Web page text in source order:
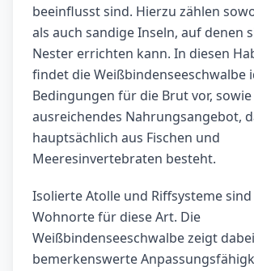
beeinflusst sind. Hierzu zählen
als auch sandige Inseln, auf denen
Nester errichten kann. In diesen
findet die Weißbindenseeschwalbe
Bedingungen für die Brut vor, sowie
ausreichendes Nahrungsangebot,
hauptsächlich aus Fischen und
Meeresinvertebraten besteht.
Isolierte Atolle und Riffsysteme
Wohnorte für diese Art. Die
Weißbindenseeschwalbe zeigt
bemerkenswerte